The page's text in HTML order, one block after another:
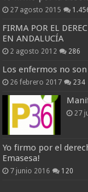
27 agosto 2015
FIRMA POR EL
EN ANDALUCÍA
2 agosto 2012 286
Los enfermos no
26 febrero 2017 234
27
Yo firmo por el
Emasesa!
7 junio 2016 120